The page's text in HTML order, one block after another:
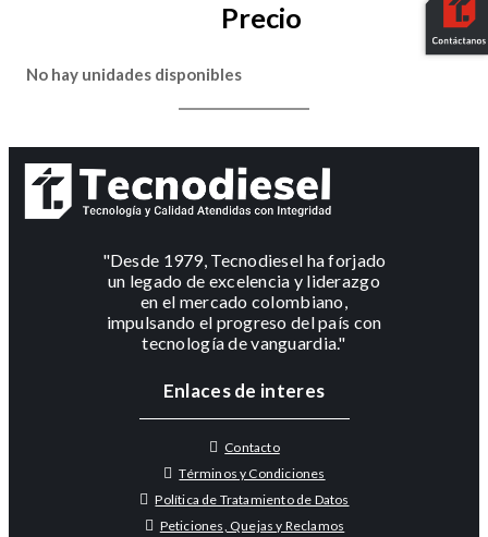
Precio
No hay unidades disponibles
"Desde 1979, Tecnodiesel ha forjado
un legado de excelencia y liderazgo
en el mercado colombiano,
impulsando el progreso del país con
tecnología de vanguardia."
Enlaces de interes
Contacto
Términos y Condiciones
Política de Tratamiento de Datos
Peticiones, Quejas y Reclamos